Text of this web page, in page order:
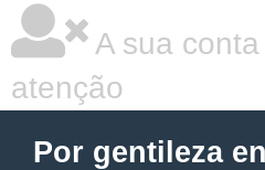
A sua
atenção
Por gentileza